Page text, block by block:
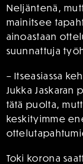
Neljäntenä,
mainitsee
ainoastaan
suunnattuja
– Itseasiassa
Jukka Jaskaran
tätä puolta,
keskityimme
Toki korona